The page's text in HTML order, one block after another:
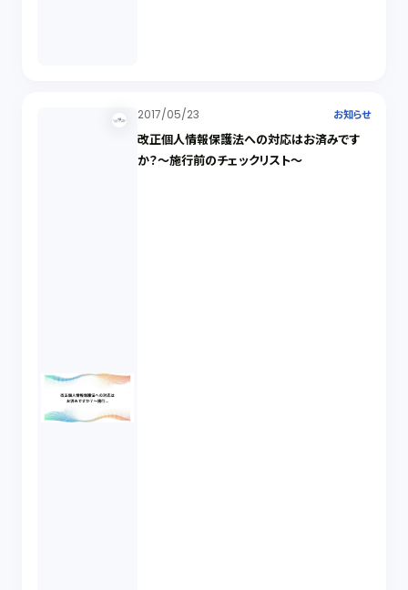
2017/05/23 お知らせ
改正個人情報保護法への対応はお済みです
か？～施行前のチェックリスト～